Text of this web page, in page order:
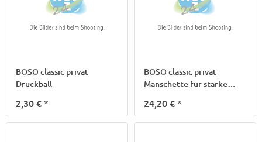
BOSO classic privat
Druckball
2,30 €*
BOSO classic privat
Manschette für starke
24,20 €*